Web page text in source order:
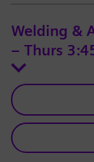
Welding &
– Thurs